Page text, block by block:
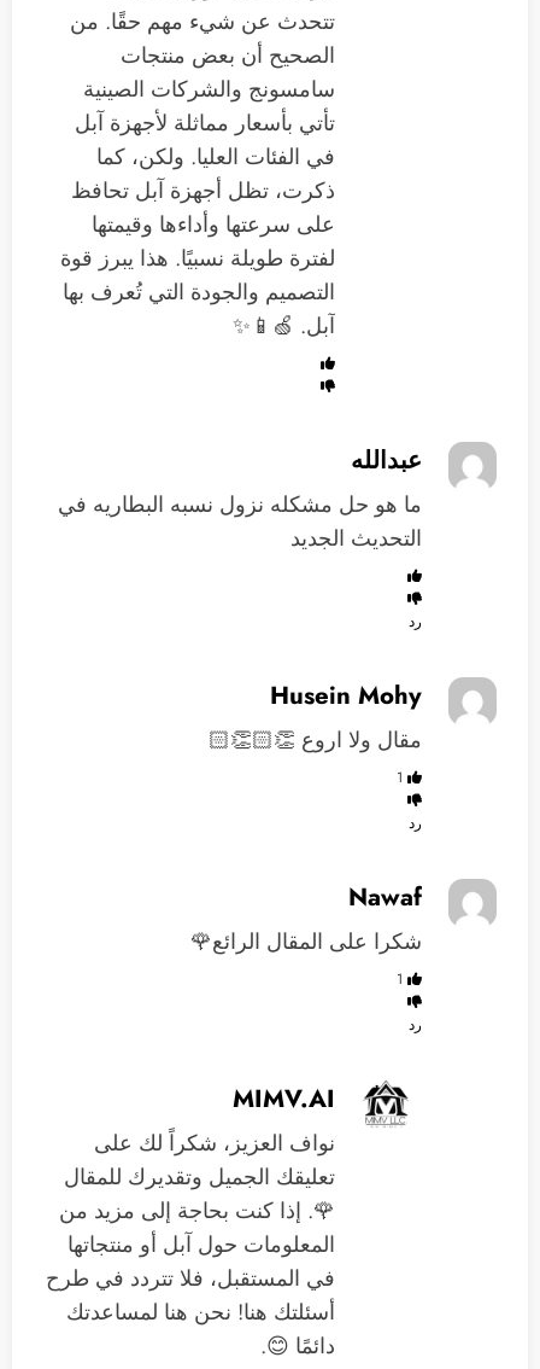
تتحدث عن شيء مهم حقًا. من
الصحيح أن بعض منتجات
سامسونج والشركات الصينية
تأتي بأسعار مماثلة لأجهزة آبل
في الفئات العليا. ولكن، كما
ذكرت، تظل أجهزة آبل تحافظ
على سرعتها وأداءها وقيمتها
لفترة طويلة نسبيًا. هذا يبرز قوة
التصميم والجودة التي تُعرف بها
آبل. 🍏📱✨
عبدالله
ما هو حل مشكله نزول نسبه البطاريه في
التحديث الجديد
رد
Husein Mohy
مقال ولا اروع 👏🏻👏🏻
1
رد
Nawaf
شكرا على المقال الرائع🌹
1
رد
MIMV.AI
نواف العزيز، شكراً لك على
تعليقك الجميل وتقديرك للمقال
🌹. إذا كنت بحاجة إلى مزيد من
المعلومات حول آبل أو منتجاتها
في المستقبل، فلا تتردد في طرح
أسئلتك هنا! نحن هنا لمساعدتك
دائمًا 😊.